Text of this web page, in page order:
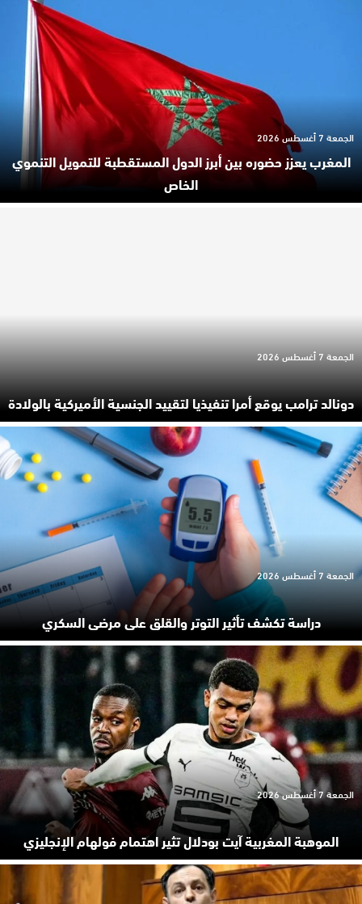
المغرب يعزز حضوره بين أبرز الدول المستقطبة للتمويل التنموي
الخاص
الجمعة 7 أغسطس 2026
دونالد ترامب يوقع أمرا تنفيذيا لتقييد الجنسية الأميركية بالولادة
الجمعة 7 أغسطس 2026
دراسة تكشف تأثير التوتر والقلق على مرضى السكري
الجمعة 7 أغسطس 2026
الموهبة المغربية آيت بودلال تثير اهتمام فولهام الإنجليزي
الجمعة 7 أغسطس 2026